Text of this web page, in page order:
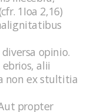
1Ioa 2,16)
opinio.
alii
non ex stultitia
propter